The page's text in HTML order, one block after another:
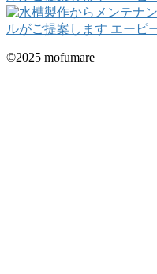
©2025 mofumare